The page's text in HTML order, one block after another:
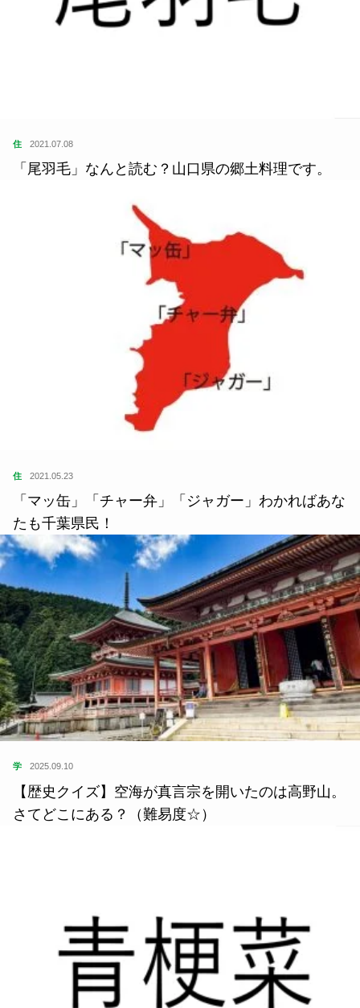
住 2021.07.08
「尾羽毛」なんと読む？山口県の郷土料理です。
住 2021.05.23
「マッ缶」「チャー弁」「ジャガー」わかればあな
たも千葉県民！
学 2025.09.10
【歴史クイズ】空海が真言宗を開いたのは高野山。
さてどこにある？（難易度☆）